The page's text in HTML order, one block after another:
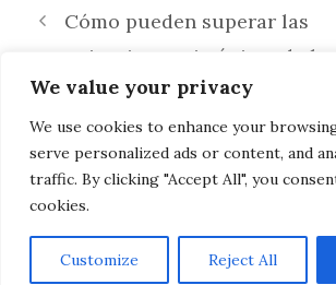
We value your privacy
We use cookies to enhance your
serve personalized ads or content, and
traffic. By clicking "Accept All", you
cookies.
Customize Reject All
Cómo pueden superar las
organizaciones sin ánimo de
de la recaudación de fondos:
Errores comunes de
sociales (y cómo evitarlos):
AVISO LEGAL, POLITICA DE